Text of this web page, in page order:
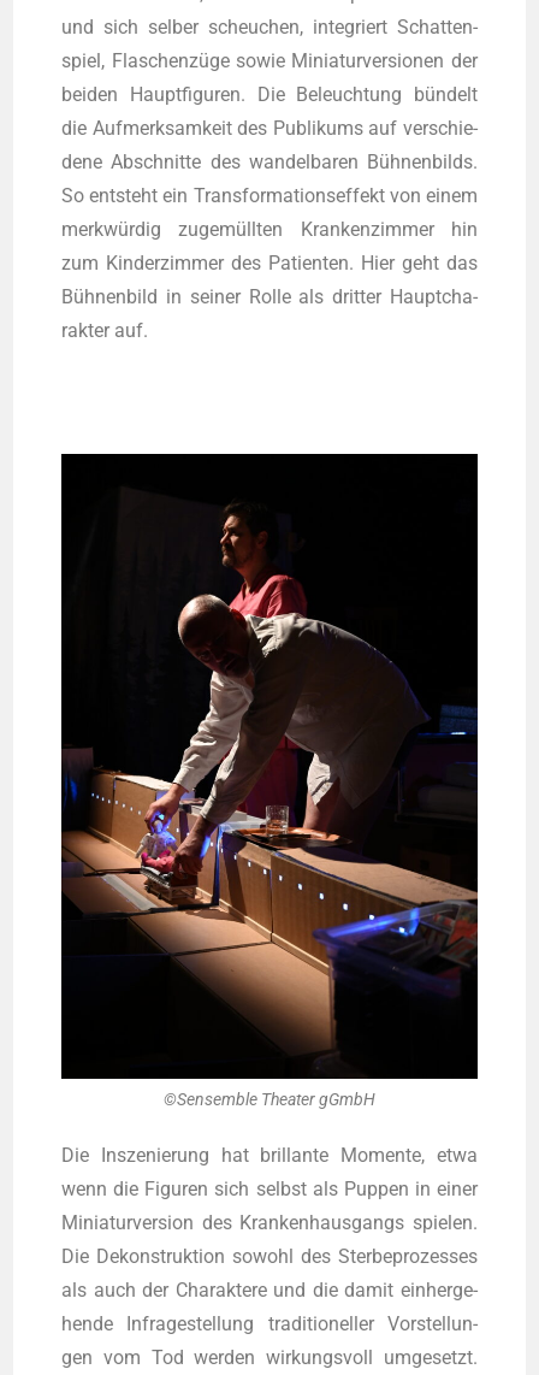
und sich sel­ber scheu­chen, inte­griert Schat­ten­
spiel, Fla­schen­zü­ge sowie Minia­tur­ver­sio­nen der
bei­den Haupt­fi­gu­ren. Die Beleuch­tung bün­delt
die Auf­merk­sam­keit des Publi­kums auf ver­schie­
de­ne Abschnit­te des wan­del­ba­ren Büh­nen­bilds.
So ent­steht ein Trans­for­ma­ti­ons­ef­fekt von einem
merk­wür­dig zuge­müll­ten Kran­ken­zim­mer hin
zum Kin­der­zim­mer des Pati­en­ten. Hier geht das
Büh­nen­bild in sei­ner Rol­le als drit­ter Haupt­cha­
rak­ter auf.
©Sen­sem­ble Thea­ter gGmbH
Die Insze­nie­rung hat bril­lan­te Momen­te, etwa
wenn die Figu­ren sich selbst als Pup­pen in einer
Minia­tur­ver­si­on des Kran­ken­haus­gangs spie­len.
Die Dekon­struk­ti­on sowohl des Ster­be­pro­zes­ses
als auch der Cha­rak­te­re und die damit ein­her­ge­
hen­de Infra­ge­stel­lung tra­di­tio­nel­ler Vor­stel­lun­
gen vom Tod wer­den wir­kungs­voll umge­setzt.